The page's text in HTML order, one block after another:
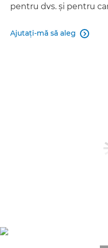
pentru dvs. şi pentru
Ajutaţi-mă să aleg 